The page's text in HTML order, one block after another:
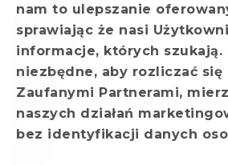
nam to ulepszanie
sprawiając że nasi
informacje, których szukają.
niezbędne, aby rozliczać się
Zaufanymi Partnerami,
naszych działań
bez identyfikacji danych